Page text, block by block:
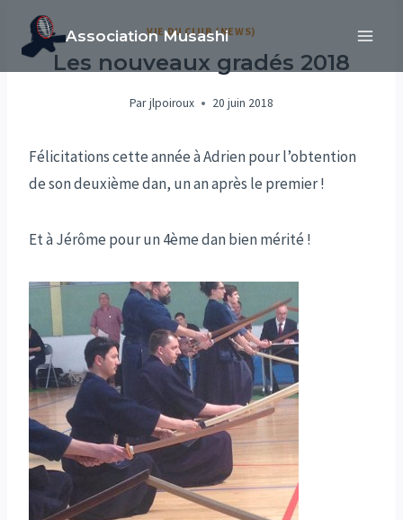
Association Musashi
VIE DU CLUB (NEWS)
Les nouveaux gradés 2018
Par jlpoiroux 20 juin 2018
Félicitations cette année à Adrien pour l’obtention
de son deuxième dan, un an après le premier !
Et à Jérôme pour un 4ème dan bien mérité !